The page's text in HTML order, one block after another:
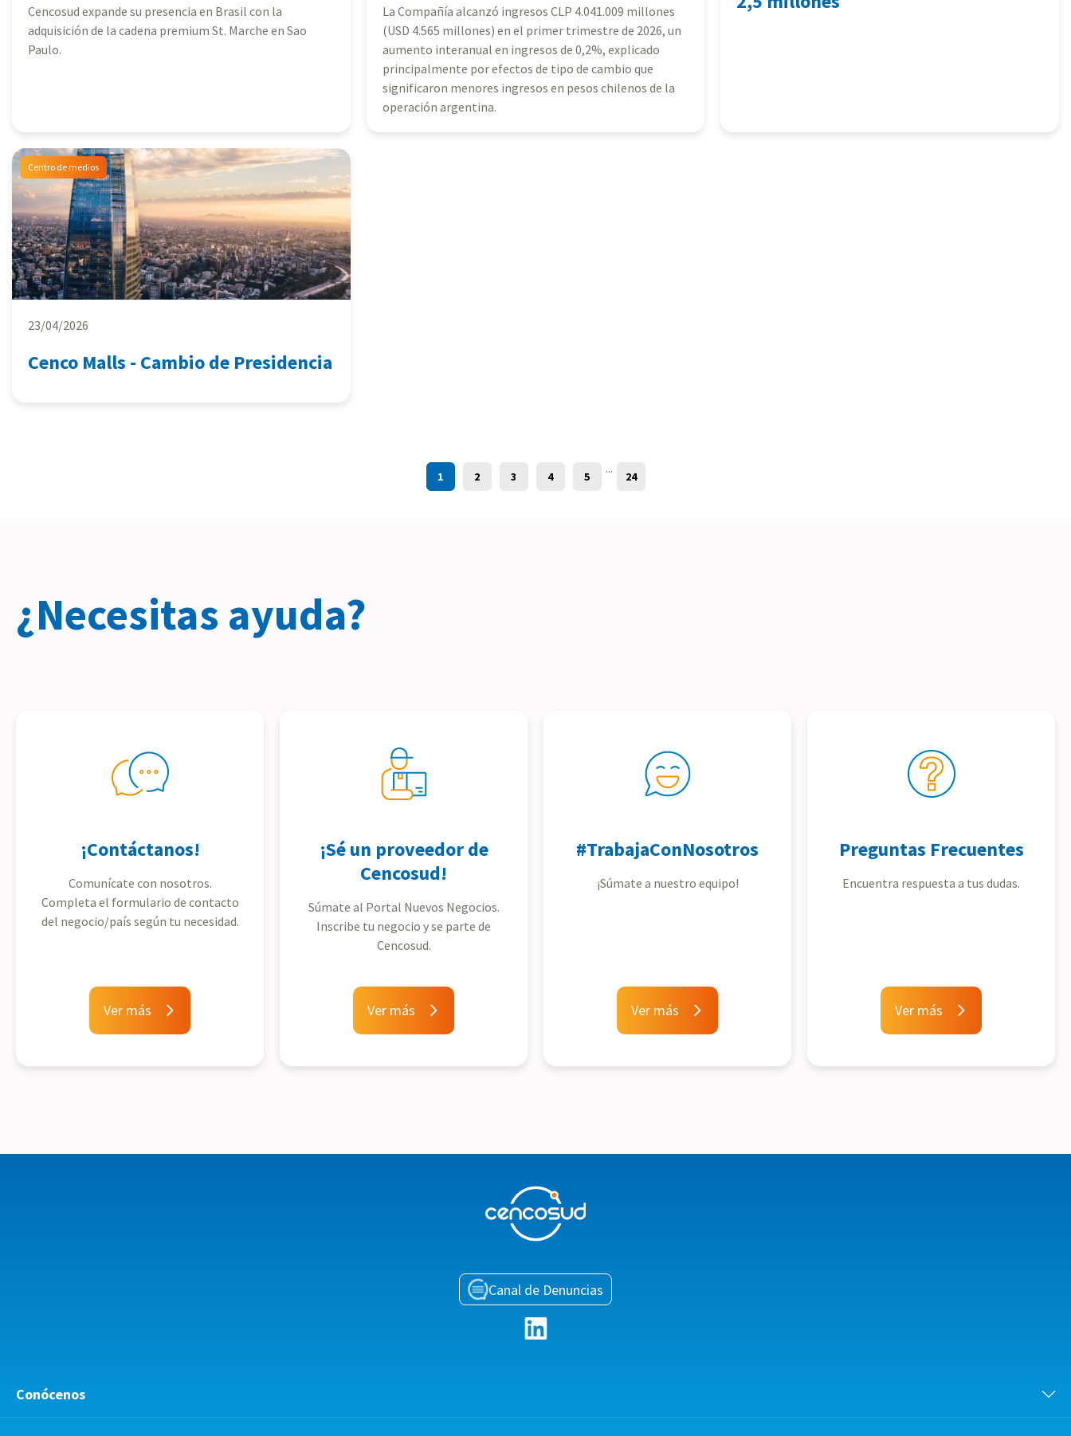
Cencosud expande su presencia en Brasil con la
adquisición de la cadena premium St. Marche en Sao
Paulo.
La Compañía alcanzó ingresos CLP 4.041.009 millones
(USD 4.565 millones) en el primer trimestre de 2026, un
aumento interanual en ingresos de 0,2%, explicado
principalmente por efectos de tipo de cambio que
significaron menores ingresos en pesos chilenos de la
operación argentina.
Centro de medios
23/04/2026
Cenco Malls - Cambio de Presidencia
1 2 3 4 5
...
24
¿Necesitas ayuda?
¡Contáctanos!
Comunícate con nosotros.
Completa el formulario de contacto
del negocio/país según tu necesidad.
Ver más
¡Sé un proveedor de
Cencosud!
Súmate al Portal Nuevos Negocios.
Inscribe tu negocio y se parte de
Cencosud.
Ver más
#TrabajaConNosotros
¡Súmate a nuestro equipo!
Ver más
Preguntas Frecuentes
Encuentra respuesta a tus dudas.
Ver más
Canal de Denuncias
Conócenos